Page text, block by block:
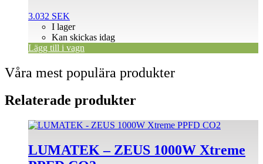
3.032 SEK
I lager
Kan skickas idag
Lägg till i vagn
Våra mest populära produkter
Relaterade produkter
LUMATEK – ZEUS 1000W Xtreme